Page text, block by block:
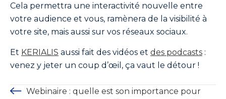
Cela permettra une interactivité nouvelle entre
votre audience et vous, ramènera de la visibilité à
votre site, mais aussi sur vos réseaux sociaux.
Et KERIALIS aussi fait des vidéos et des podcasts :
venez y jeter un coup d’œil, ça vaut le détour !
Webinaire : quelle est son importance pour